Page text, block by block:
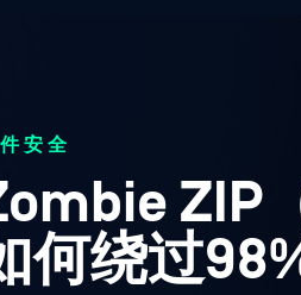
安全
ZIP
何绕过